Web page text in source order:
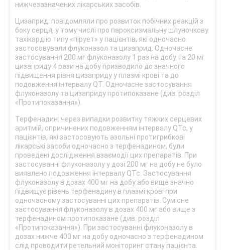
нижчезазначених лікарських засобів.
Цизаприд: повідомляли про розвиток побічних реакцій з
боку серця, у тому числі про пароксизмальну шлуночкову
тахікардію типу «пірует» у пацієнтів, які одночасно
застосовували флуконазол та цизаприд. Одночасне
застосування 200 мг флуконазолу 1 раз на добу та 20 мг
цизаприду 4 рази на добу призводило до значного
підвищення рівня цизаприду у плазмі крові та до
подовження інтервалу QT. Одночасне застосування
флуконазолу та цизаприду протипоказане (див. розділ
«Протипоказання»).
Терфенадин: через випадки розвитку тяжких серцевих
аритмій, спричинених подовженням інтервалу QTc, у
пацієнтів, які застосовують азольні протигрибкові
лікарські засоби одночасно з терфенадином, були
проведені дослідження взаємодії цих препаратів. При
застосуванні флуконазолу у дозі 200 мг на добу не було
виявлено подовження інтервалу QTc. Застосування
флуконазолу в дозах 400 мг на добу або вище значно
підвищує рівень терфенадину в плазмі крові при
одночасному застосуванні цих препаратів. Сумісне
застосування флуконазолу в дозах 400 мг або вище з
терфенадином протипоказане (див. розділ
«Протипоказання»). При застосуванні флуконазолу в
дозах нижче 400 мг на добу одночасно з терфенадином
слід проводити ретельний моніторинг стану пацієнта.